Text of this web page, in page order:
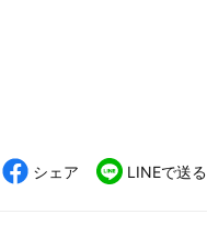
シェア LINEで送る